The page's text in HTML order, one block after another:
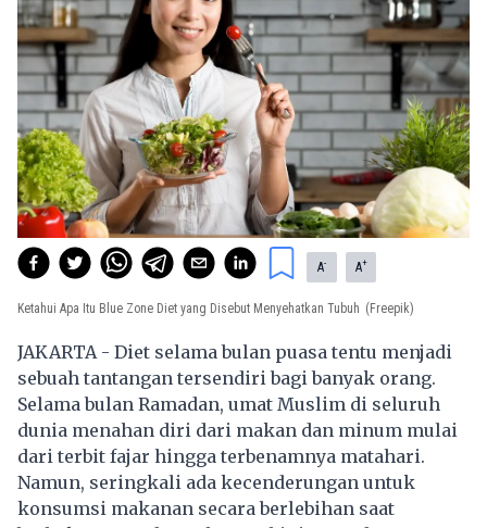
A- A+
Ketahui Apa Itu Blue Zone Diet yang Disebut Menyehatkan Tubuh (Freepik)
JAKARTA - Diet selama bulan puasa tentu menjadi
sebuah tantangan tersendiri bagi banyak orang.
Selama bulan Ramadan, umat Muslim di seluruh
dunia menahan diri dari makan dan minum mulai
dari terbit fajar hingga terbenamnya matahari.
Namun, seringkali ada kecenderungan untuk
konsumsi makanan secara berlebihan saat